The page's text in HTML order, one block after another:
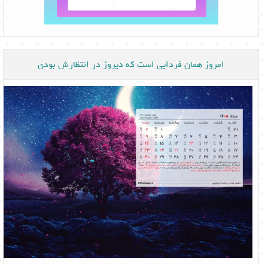
امروز همان فردایی است که دیروز در انتظارش بودی